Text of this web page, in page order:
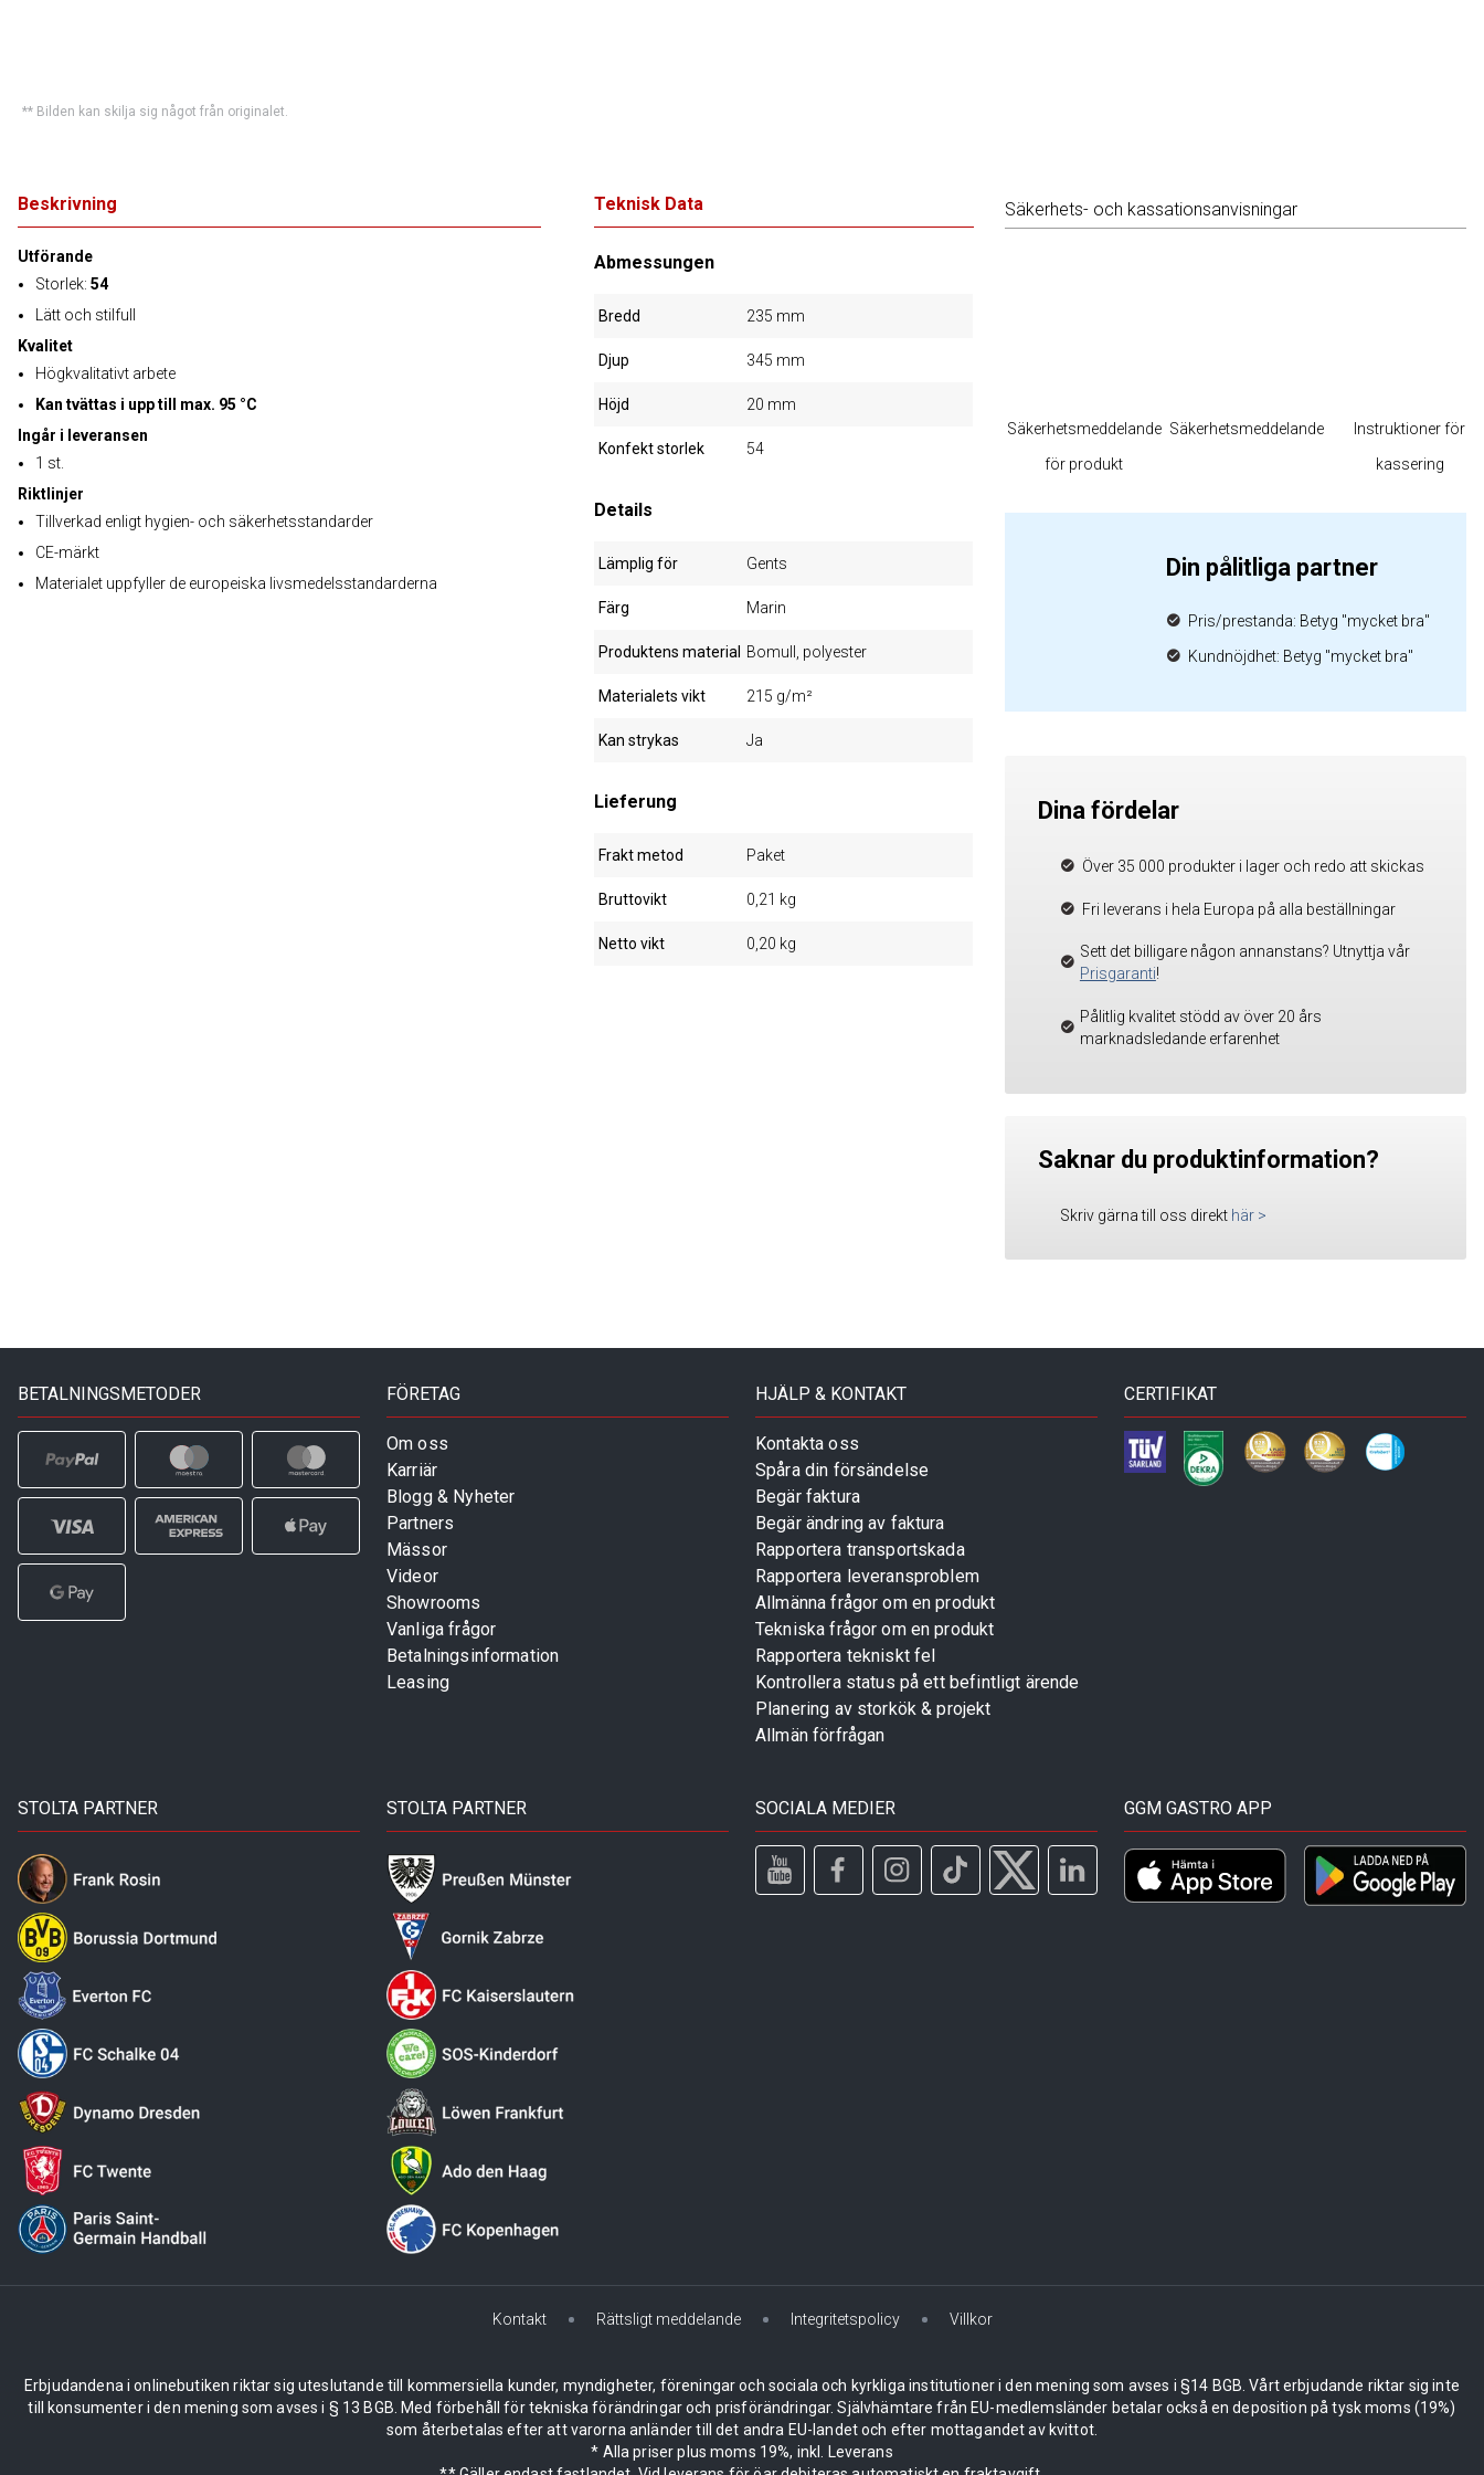
** Bilden kan skilja sig något från originalet.
Beskrivning
Utförande
Storlek: 54
Lätt och stilfull
Kvalitet
Högkvalitativt arbete
Kan tvättas i upp till max. 95 °C
Ingår i leveransen
1 st.
Riktlinjer
Tillverkad enligt hygien- och säkerhetsstandarder
CE-märkt
Materialet uppfyller de europeiska livsmedelsstandarderna
Teknisk Data
Abmessungen
Bredd 235 mm
Djup 345 mm
Höjd 20 mm
Konfekt storlek 54
Details
Lämplig för Gents
Färg Marin
Produktens material Bomull, polyester
Materialets vikt 215 g/m²
Kan strykas Ja
Lieferung
Frakt metod Paket
Bruttovikt 0,21 kg
Netto vikt 0,20 kg
Säkerhets- och kassationsanvisningar
Säkerhetsmeddelande
för produkt
Säkerhetsmeddelande
Instruktioner för
kassering
Din pålitliga partner
Pris/prestanda: Betyg "mycket bra"
Kundnöjdhet: Betyg "mycket bra"
Dina fördelar
Över 35 000 produkter i lager och redo att skickas
Fri leverans i hela Europa på alla beställningar
Sett det billigare någon annanstans? Utnyttja vår
Prisgaranti!
Pålitlig kvalitet stödd av över 20 års
marknadsledande erfarenhet
Saknar du produktinformation?
Skriv gärna till oss direkt här >
BETALNINGSMETODER FÖRETAG
Om oss
Karriär
Blogg & Nyheter
Partners
Mässor
Videor
Showrooms
Vanliga frågor
Betalningsinformation
Leasing
HJÄLP & KONTAKT
Kontakta oss
Spåra din försändelse
Begär faktura
Begär ändring av faktura
Rapportera transportskada
Rapportera leveransproblem
Allmänna frågor om en produkt
Tekniska frågor om en produkt
Rapportera tekniskt fel
Kontrollera status på ett befintligt ärende
Planering av storkök & projekt
Allmän förfrågan
CERTIFIKAT
STOLTA PARTNER STOLTA PARTNER SOCIALA MEDIER GGM GASTRO APP
Kontakt Rättsligt meddelande Integritetspolicy Villkor
Erbjudandena i onlinebutiken riktar sig uteslutande till kommersiella kunder, myndigheter, föreningar och sociala och kyrkliga institutioner i den mening som avses i §14 BGB. Vårt erbjudande riktar sig inte
till konsumenter i den mening som avses i § 13 BGB. Med förbehåll för tekniska förändringar och prisförändringar. Självhämtare från EU-medlemsländer betalar också en deposition på tysk moms (19%)
som återbetalas efter att varorna anländer till det andra EU-landet och efter mottagandet av kvittot.
* Alla priser plus moms 19%, inkl. Leverans